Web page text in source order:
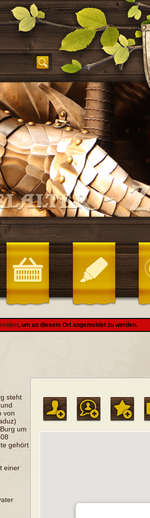
, um an diesem Ort angemeldet zu werden.
steht
und
von
um
gehört
einer